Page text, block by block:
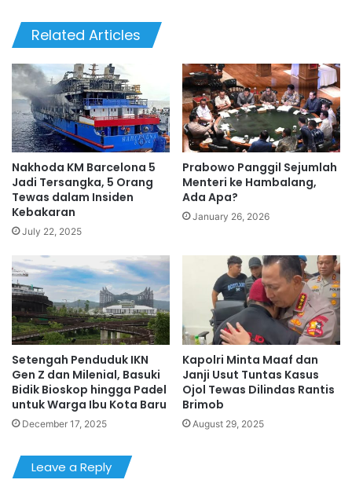
Related Articles
Nakhoda KM Barcelona 5
Jadi Tersangka, 5 Orang
Tewas dalam Insiden
Kebakaran
July 22, 2025
Prabowo Panggil Sejumlah
Menteri ke Hambalang,
Ada Apa?
January 26, 2026
Setengah Penduduk IKN
Gen Z dan Milenial, Basuki
Bidik Bioskop hingga Padel
untuk Warga Ibu Kota Baru
December 17, 2025
Kapolri Minta Maaf dan
Janji Usut Tuntas Kasus
Ojol Tewas Dilindas Rantis
Brimob
August 29, 2025
Leave a Reply